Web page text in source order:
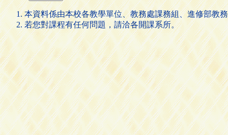
本資料係由本校各教學單位、教務處課務組、進修部教
若您對課程有任何問題，請洽各開課系所。